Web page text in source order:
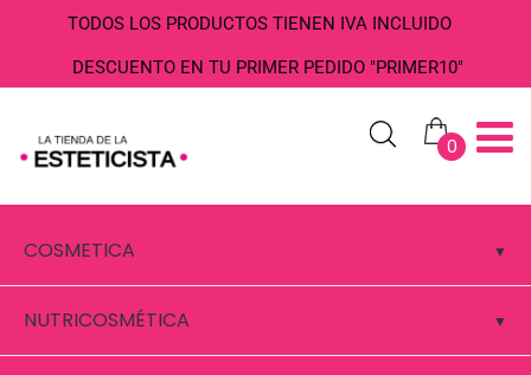
TODOS LOS PRODUCTOS TIENEN IVA INCLUIDO
DESCUENTO EN TU PRIMER PEDIDO "PRIMER10"
0
COSMETICA
NUTRICOSMÉTICA